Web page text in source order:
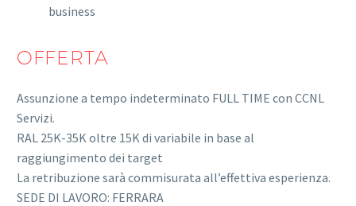
business
OFFERTA
Assunzione a tempo indeterminato FULL TIME con CCNL
Servizi.
RAL 25K-35K oltre 15K di variabile in base al
raggiungimento dei target
La retribuzione sarà commisurata all’effettiva esperienza.
SEDE DI LAVORO: FERRARA